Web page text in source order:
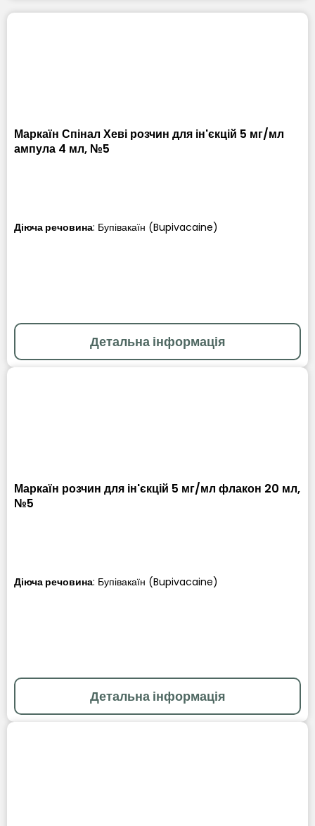
Маркаїн Спінал Хеві розчин для ін'єкцій 5 мг/мл
ампула 4 мл, №5
Діюча речовина: Бупівакаїн (Bupivacaine)
Детальна інформація
Маркаїн розчин для ін'єкцій 5 мг/мл флакон 20 мл,
№5
Діюча речовина: Бупівакаїн (Bupivacaine)
Детальна інформація